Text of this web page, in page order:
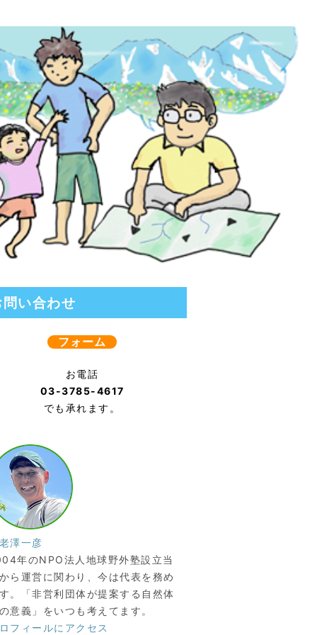
問い合わせ
フォーム
お電話
03-3785-4617
でも承れます。
澤一彦
年のNPO法人地球野外塾設立当
ら運営に関わり、今は代表を務め
。「非営利団体が提案する自然体
意義」をいつも考えてます。
フィールにアクセス